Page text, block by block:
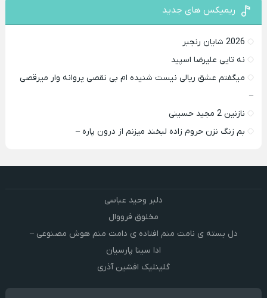
ریمیکس های جدید
2026 شایان رنجبر
نه تایی علیرضا اسپید
میگفتم عشق ریالی نیست شنیده ام بی نقصی پروانه وار میرقصی
–
نازنین 2 مجید حسینی
بم زنگ نزن حروم زاده لبخند میزنم از درون پاره –
دلبر وحید عباسی
مخلوق فرووال
دل بسته ی نامت منم افتاده ی دامت منم هوش مصنوعی –
ادا سینا پارسیان
گلینلیک افشین آذری